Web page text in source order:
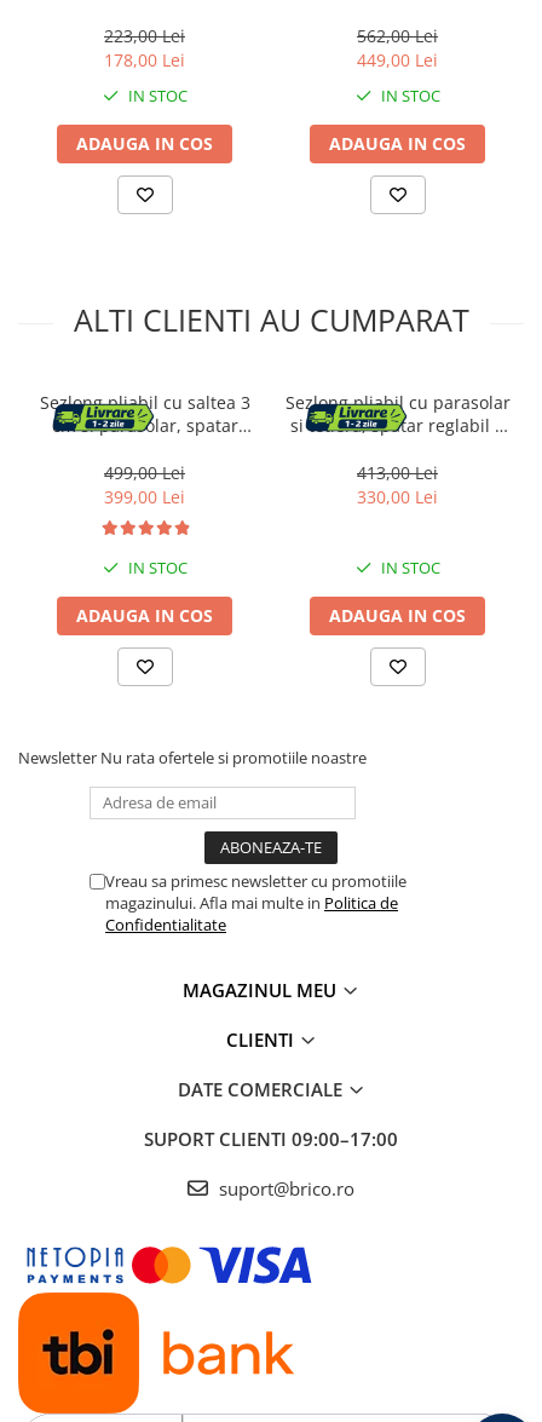
structura metalica, maro
taupe
223,00 Lei
178,00 Lei
IN STOC
ADAUGA IN COS
562,00 Lei
449,00 Lei
IN STOC
ADAUGA IN COS
ALTI CLIENTI AU CUMPARAT
Sezlong pliabil cu saltea 3
cm si parasolar, spatar
kg, 193x53x30 cm, gri
499,00 Lei
399,00 Lei
IN STOC
ADAUGA IN COS
Sezlong pliabil cu parasolar
si tetiera, spatar reglabil 4
respirabila, max 150 kg,
200x71x38 cm, taupe
413,00 Lei
330,00 Lei
IN STOC
ADAUGA IN COS
Newsletter Nu rata ofertele si promotiile noastre
Vreau sa primesc newsletter cu promotiile
magazinului. Afla mai multe in Politica de
Confidentialitate
MAGAZINUL MEU
CLIENTI
DATE COMERCIALE
SUPORT CLIENTI 09:00–17:00
suport@brico.ro